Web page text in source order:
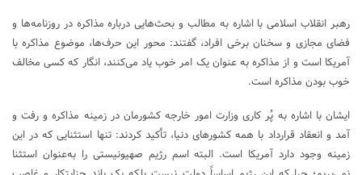
رهبر انقلاب اسلامی با اشاره به مطالب و بحث‌هایی درباره مذاکره در روزنامه‌ها و
فضای مجازی و سخنان برخی افراد، گفتند: محور این حرف‌ها، موضوع مذاکره با
آمریکا است و از مذاکره به عنوان یک امر خوب یاد می‌کنند، انگار که کسی مخالف
خوب بودن مذاکره است.
ایشان با اشاره به پُر کاری وزارت امور خارجه کشورمان در زمینه مذاکره و رفت و
آمد و انعقاد قرارداد با همه کشورهای دنیا، تأکید کردند: تنها استثنایی که در این
زمینه وجود دارد آمریکا است. البته اسم رژیم صهیونیستی را به‌عنوان استثنا